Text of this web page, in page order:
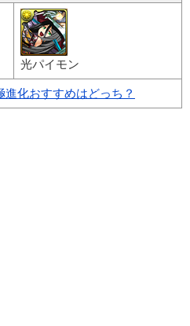
光パイモン
化おすすめはどっち？